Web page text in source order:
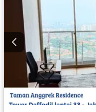
Kabel video
Halaman